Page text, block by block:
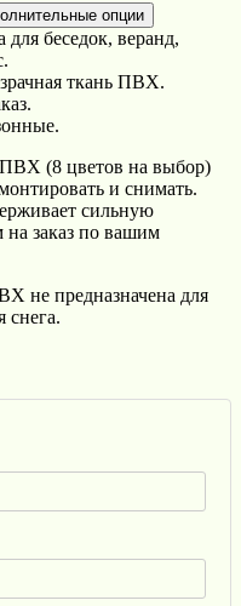
опции
беседок, веранд,
ткань ПВХ.
ПВХ (8 цветов на выбор)
и снимать.
сильную
на заказ по вашим
не предназначена для
снега.